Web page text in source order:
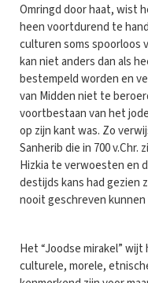
Omringd door haat, wist
heen voortdurend te
culturen soms spoorloos
kan niet anders dan als
bestempeld worden en
van Midden niet te
voortbestaan van het
op zijn kant was. Zo
Sanherib die in 700
Hizkia te verwoesten en
destijds kans had gezien
nooit geschreven
Het “Joodse mirakel”
culturele, morele,